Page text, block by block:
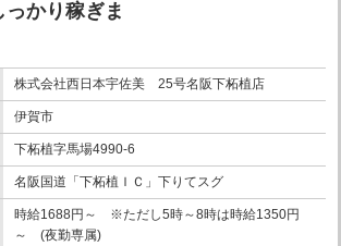
かり稼ぎま
株式会社西日本宇佐美 25号名阪下柘植店
伊賀市
下柘植字馬場4990-6
名阪国道「下柘植ＩＣ」下りてスグ
時給1688円～ ※ただし5時～8時は時給1350円
～ (夜勤専属)